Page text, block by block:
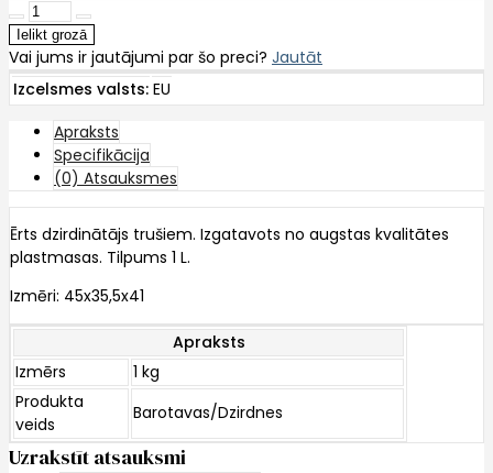
Vai jums ir jautājumi par šo preci? Jautāt
Izcelsmes valsts: EU
Apraksts
Specifikācija
(0) Atsauksmes
Ērts dzirdinātājs trušiem. Izgatavots no augstas kvalitātes
plastmasas. Tilpums 1 L.
Izmēri: 45x35,5x41
Apraksts
Izmērs
1 kg
Produkta
veids
Barotavas/Dzirdnes
Uzrakstīt atsauksmi